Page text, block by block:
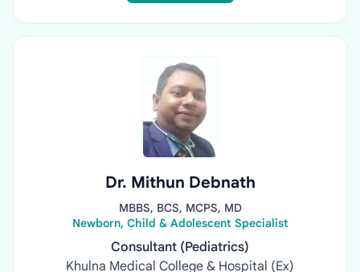
Dr. Mithun Debnath
MBBS, BCS, MCPS, MD
Newborn, Child & Adolescent Specialist
Consultant (Pediatrics)
Khulna Medical College & Hospital (Ex)